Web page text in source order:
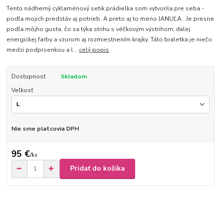
Tento nádherný cyklaménový setik prádielka som vytvorila pre seba -
podľa mojich predstáv aj potrieb. A preto aj to meno JANUĽA. Je presne
podľa môjho gusta, čo sa týka strihu s véčkovým výstrihom, ďalej
energickej farby a vzorom aj rozmiestnením krajky. Táto braletka je niečo
medzi podprsenkou a l... celý popis
Dostupnosť
Skladom
Veľkosť
Nie sme platcovia DPH
95 €/ks
Pridať do košíka